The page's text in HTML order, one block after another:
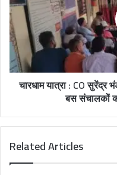
चारधाम यात्रा : CO सुरेंद्र
बस संचालकों
Related Articles